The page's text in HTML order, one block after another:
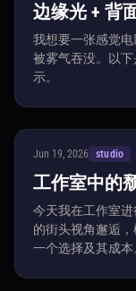
边缘光 + 背
我想要一张感觉
被雾气吞没。以
示。
Jun 19, 2026 studio
工作室中的
今天我在工作室
的街头视角邂逅
一个选择及其成本